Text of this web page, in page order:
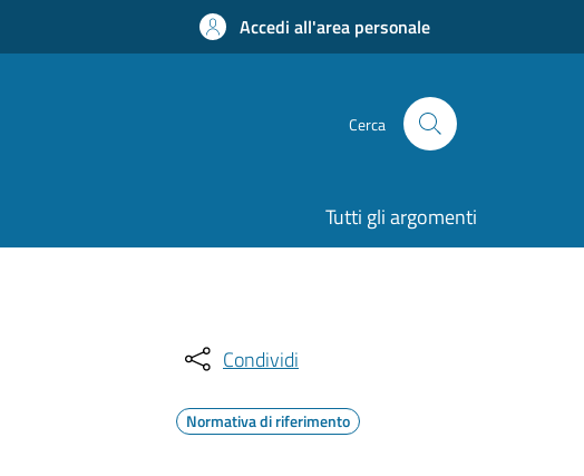
Accedi all'area personale
Cerca
Tutti gli argomenti
Condividi
Normativa di riferimento